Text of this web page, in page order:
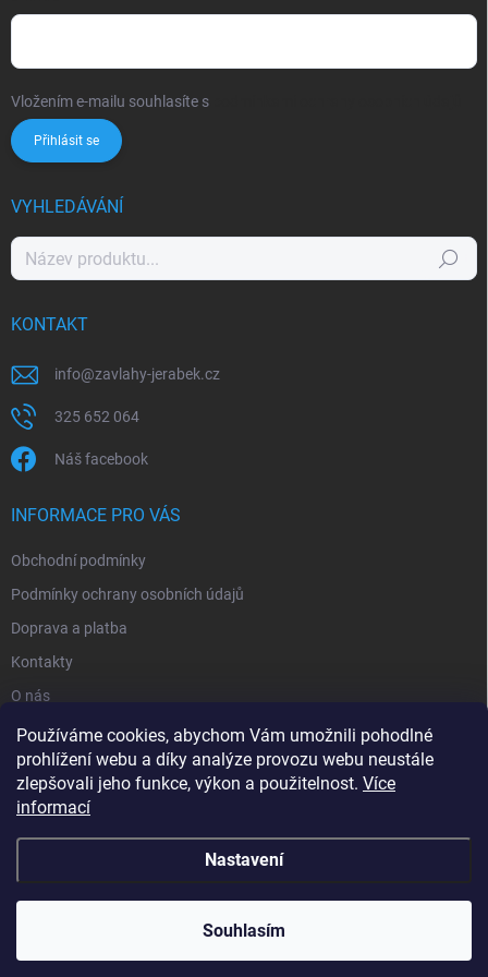
Používáme cookies, abychom Vám umožnili pohodlné
prohlížení webu a díky analýze provozu webu neustále
zlepšovali jeho funkce, výkon a použitelnost. Více
informací
Nastavení
Souhlasím
Vložením e-mailu souhlasíte s
Přihlásit se
VYHLEDÁVÁNÍ
Hledat
KONTAKT
info@zavlahy-jerabek.cz
325 652 064
Náš facebook
INFORMACE PRO VÁS
Obchodní podmínky
Podmínky ochrany osobních údajů
Doprava a platba
Kontakty
O nás
Reklamace
zavlahy-jerabek.cz . Všechna práva vyhrazena.